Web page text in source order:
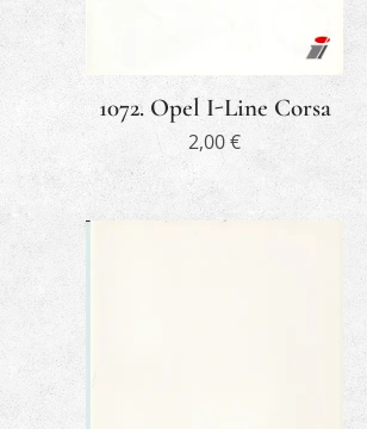
1072. Opel I-Line Corsa
2,00€